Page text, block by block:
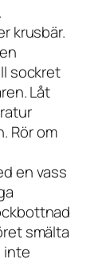
krusbär.
sockret
Låt
Rör om
en vass
smälta
inte